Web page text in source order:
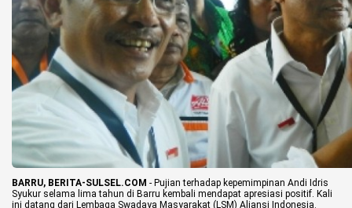
Video
More
Disclaimer
BARRU, BERITA-SULSEL.COM - Pujian terhadap kepemimpinan Andi Idris
Syukur selama lima tahun di Barru kembali mendapat apresiasi positif. Kali
ini datang dari Lembaga Swadaya Masyarakat (LSM) Aliansi Indonesia.